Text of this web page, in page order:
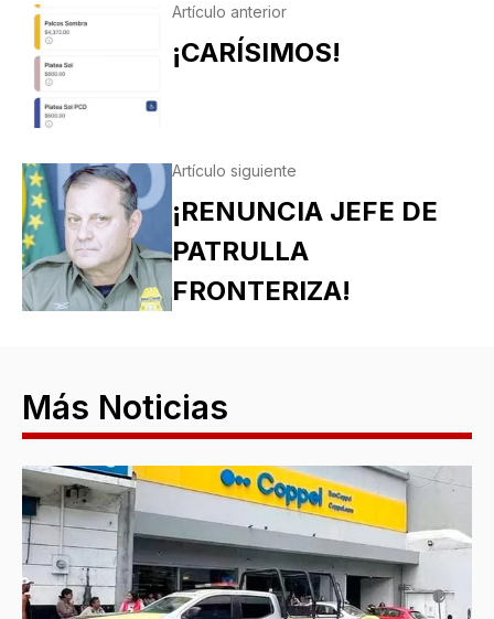
Artículo anterior
¡CARÍSIMOS!
Artículo siguiente
¡RENUNCIA JEFE DE
PATRULLA
FRONTERIZA!
Más Noticias